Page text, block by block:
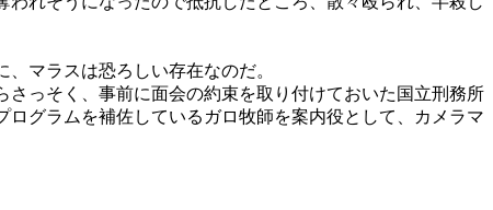
マラスは恐ろしい存在なのだ。
っそく、事前に面会の約束を取り付けておいた国立刑務所
グラムを補佐しているガロ牧師を案内役として、カメラマ